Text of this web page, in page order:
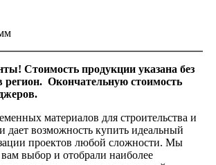
Стоимость продукции указана без
регион. Окончательную стоимость
материалов для строительства и
дает возможность купить идеальный
проектов любой сложности. Мы
выбор и отобрали наиболее